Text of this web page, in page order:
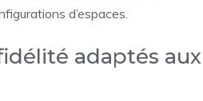
d’espaces.
adaptés aux